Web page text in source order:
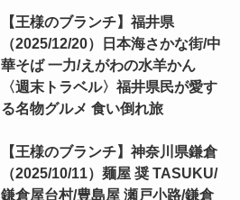
【王様のブランチ】福井県
（2025/12/20）日本海さかな街/中
華そば 一力/えがわの水羊かん
〈週末トラベル〉福井県民が愛す
る名物グルメ 食い倒れ旅
【王様のブランチ】神奈川県鎌倉
（2025/10/11）麺屋 奨 TASUKU/
鎌倉屋台村/豊島屋 瀬戸小路/鎌倉